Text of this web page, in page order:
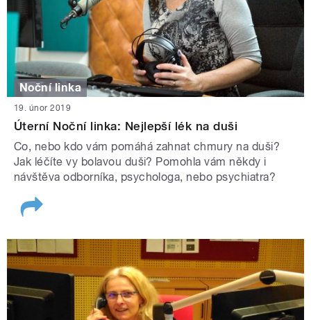
Noční linka
19. únor 2019
Úterní Noční linka: Nejlepší lék na duši
Co, nebo kdo vám pomáhá zahnat chmury na duši?
Jak léčíte vy bolavou duši? Pomohla vám někdy i
návštěva odborníka, psychologa, nebo psychiatra?